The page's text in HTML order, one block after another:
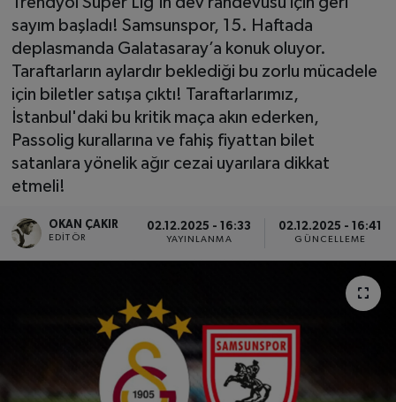
sayım başladı! Samsunspor, 15. Haftada
deplasmanda Galatasaray’a konuk oluyor.
Taraftarların aylardır beklediği bu zorlu mücadele
için biletler satışa çıktı! Taraftarlarımız,
İstanbul'daki bu kritik maça akın ederken,
Passolig kurallarına ve fahiş fiyattan bilet
satanlara yönelik ağır cezai uyarılara dikkat
etmeli!
OKAN ÇAKIR
EDITÖR
02.12.2025 - 16:33
YAYINLANMA
02.12.2025 - 16:41
GÜNCELLEME
SPOR
EKONOMİ
TEKNOLOJİ
YAŞAM